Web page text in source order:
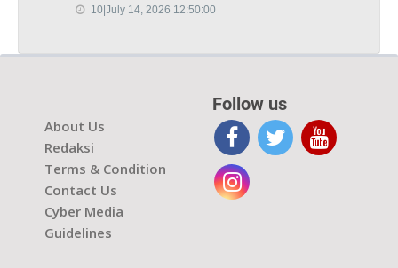
10|July 14, 2026 12:50:00
About Us
Redaksi
Terms & Condition
Contact Us
Cyber Media
Guidelines
Follow us